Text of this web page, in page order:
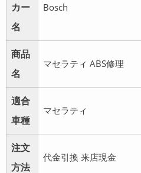
カー
名
Bosch
商品
名
マセラティ ABS修理
適合
車種
マセラティ
注文
方法
代金引換 来店現金